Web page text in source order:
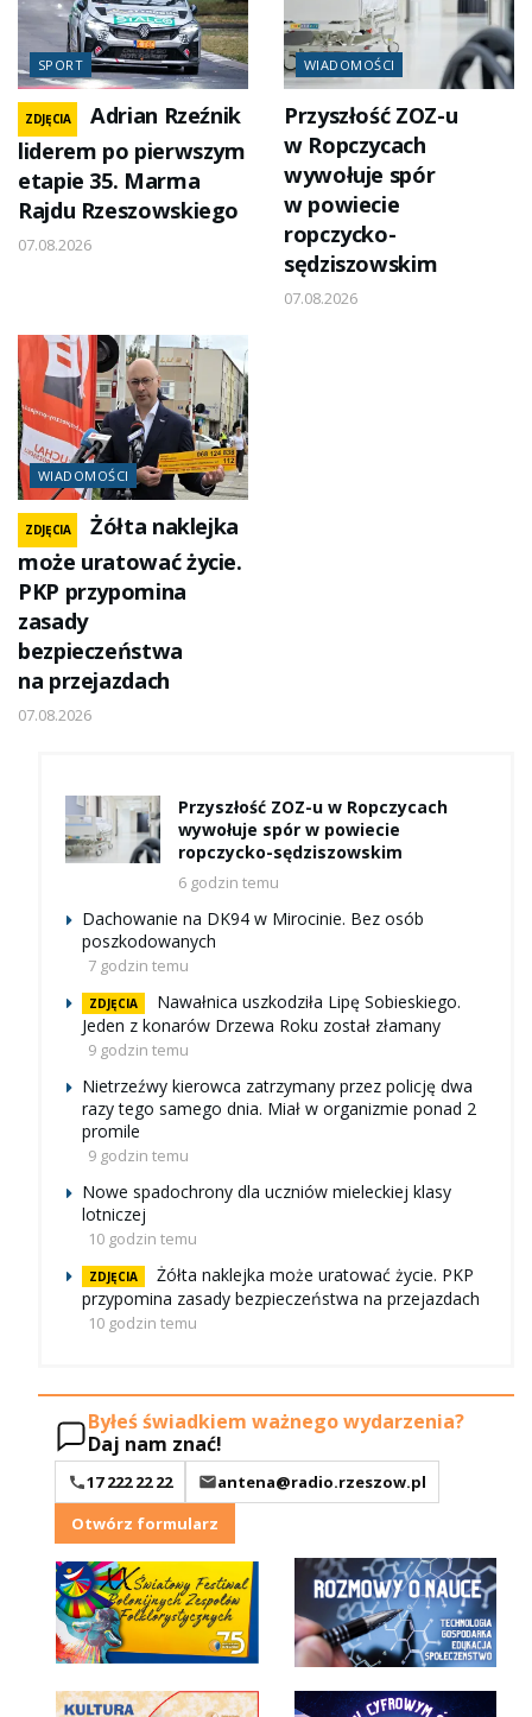
SPORT
ZDJĘCIA
Adrian Rzeźnik
liderem po pierwszym
etapie 35. Marma
Rajdu Rzeszowskiego
07.08.2026
WIADOMOŚCI
Przyszłość ZOZ-u
w Ropczycach
wywołuje spór
w powiecie
ropczycko-
sędziszowskim
07.08.2026
WIADOMOŚCI
ZDJĘCIA
Żółta naklejka
może uratować życie.
PKP przypomina
zasady
bezpieczeństwa
na przejazdach
07.08.2026
Przyszłość ZOZ-u w Ropczycach
wywołuje spór w powiecie
ropczycko-sędziszowskim
6 godzin temu
Dachowanie na DK94 w Mirocinie. Bez osób
poszkodowanych
7 godzin temu
ZDJĘCIA
Nawałnica uszkodziła Lipę Sobieskiego.
Jeden z konarów Drzewa Roku został złamany
9 godzin temu
Nietrzeźwy kierowca zatrzymany przez policję dwa
razy tego samego dnia. Miał w organizmie ponad 2
promile
9 godzin temu
Nowe spadochrony dla uczniów mieleckiej klasy
lotniczej
10 godzin temu
ZDJĘCIA
Żółta naklejka może uratować życie. PKP
przypomina zasady bezpieczeństwa na przejazdach
10 godzin temu
Byłeś świadkiem ważnego wydarzenia?
Daj nam znać!
17 222 22 22
antena@radio.rzeszow.pl
Otwórz formularz